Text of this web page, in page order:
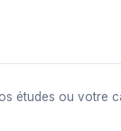
études ou votre